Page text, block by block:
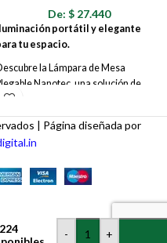
De: $ 27.440
Iluminación portátil y elegante
tu espacio.
la Lámpara de Mesa
Nanotec, una solución de
iluminación versátil que combina
diseño y portabilidad.
para cualquier espacio, desde
escritorio hasta tu mesita de noche,
donde la necesites.
| Página diseñada por
224
- +